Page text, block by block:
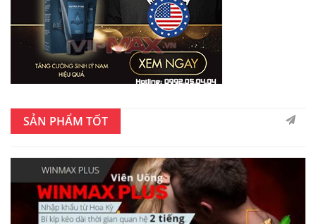
SẢN PHẨM TỐT